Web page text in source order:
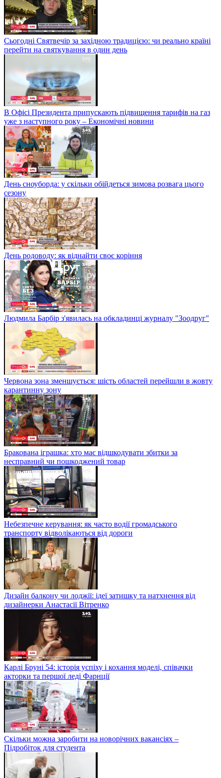
Сьогодні Святвечір за західною традицією: чи реально країні
перейти на святкування в один день
В Офісі Президента припускають підвищення тарифів на газ
уже з наступного року – Економічні новини
День сноуборда: у скільки обійдеться зимова розвага цього
сезону
День родоводу: як віднайти своє коріння
Людмила Барбір з'явилась на обкладинці журналу "Зоодруг"
Червона зона зменшується: шість областей перейшли в жовту
карантинну зону
Бракована іграшка: хто має відшкодувати збитки за
несправний чи пошкоджений товар
Небезпечне керування: як часто водії громадського
транспорту відволікаються від дороги
Дизайн балкону чи лоджії: ідеї затишку та натхнення від
дизайнерки Анастасії Вітренко
Карлі Бруні 54: історія успіху і кохання моделі, співачки
акторки та першої леді Фарнції
Скільки можна заробити на новорічних вакансіях –
Підробіток для студента